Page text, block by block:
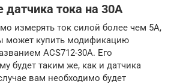
датчика тока на 30A
измерять ток силой более чем 5A,
может купить модификацию
ACS712-30A. Его
будет таким же, как и датчика
вам необходимо будет